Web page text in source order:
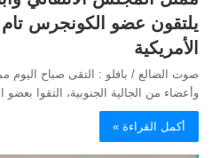
يلتقون عضو الكونجرس
الأمريكية
صوت الضالع / بافلو : التقى صباح اليوم
وأعضاء من الجالية الجنوبية، التقوا
أكمل القراءة »